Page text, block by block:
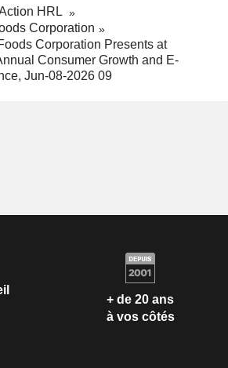
HRL
Corporation
Corporation Presents at
Consumer Growth and E-
Jun-08-2026 09
+ de 20 ans
à vos côtés